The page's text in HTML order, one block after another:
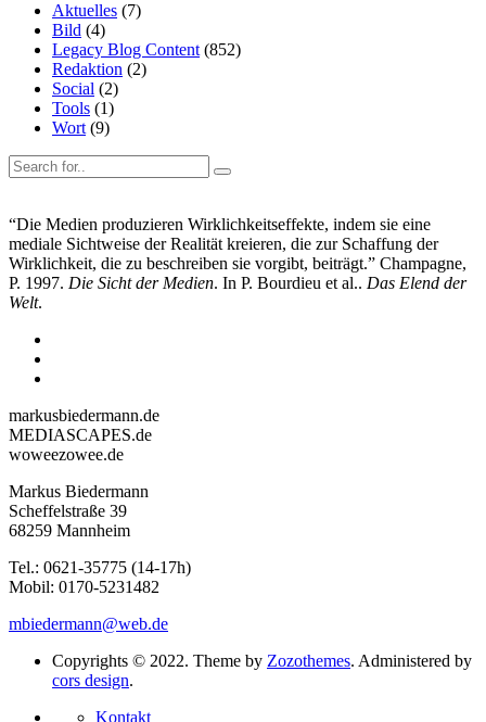
Aktuelles (7)
Bild (4)
Legacy Blog Content (852)
Redaktion (2)
Social (2)
Tools (1)
Wort (9)
“Die Medien produzieren Wirklichkeitseffekte, indem sie eine
mediale Sichtweise der Realität kreieren, die zur Schaffung der
Wirklichkeit, die zu beschreiben sie vorgibt, beiträgt.” Champagne,
P. 1997. Die Sicht der Medien. In P. Bourdieu et al.. Das Elend der
Welt.
markusbiedermann.de
MEDIASCAPES.de
woweezowee.de
Markus Biedermann
Scheffelstraße 39
68259 Mannheim
Tel.: 0621-35775 (14-17h)
Mobil: 0170-5231482
mbiedermann@web.de
Copyrights © 2022. Theme by Zozothemes. Administered by
cors design.
Kontakt